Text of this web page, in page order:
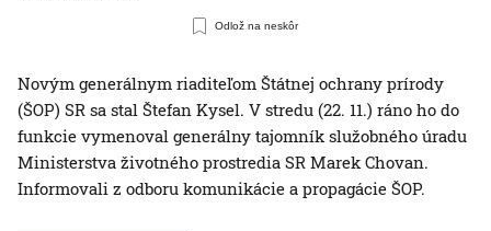
Odlož na neskôr
Novým generálnym riaditeľom Štátnej ochrany prírody
(ŠOP) SR sa stal Štefan Kysel. V stredu (22. 11.) ráno ho do
funkcie vymenoval generálny tajomník služobného úradu
Ministerstva životného prostredia SR Marek Chovan.
Informovali z odboru komunikácie a propagácie ŠOP.